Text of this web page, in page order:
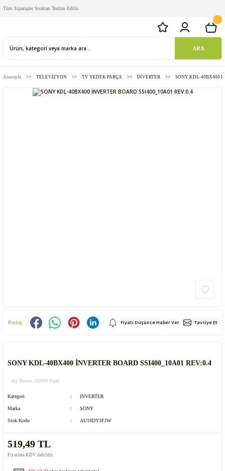
Tüm Siparişler Stoktan Teslim Edilir
ARA
Anasayfa TELEVİZYON TV YEDEK PARÇA INVERTER SONY KDL-40BX400
Paylaş Fiyatı Düşünce Haber Ver Tavsiye Et
SONY KDL-40BX400 İNVERTER BOARD SSI400_10A01 REV:0.4
(0) Yorum -51949 Puan
Kategori INVERTER
Marka SONY
Stok Kodu AU18DY3FJW
519,49 TL
Fiyatlara KDV dahildir.